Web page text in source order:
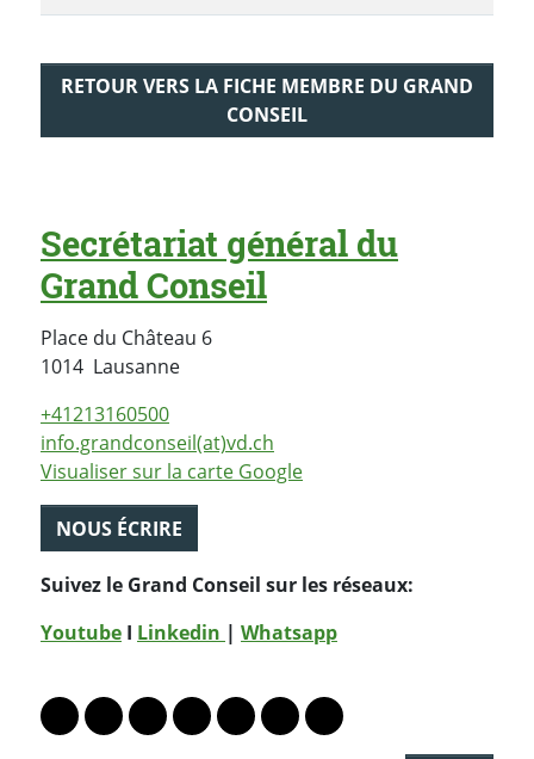
RETOUR VERS LA FICHE MEMBRE DU GRAND
CONSEIL
Secrétariat général du
Grand Conseil
Place du Château 6
1014 LausanneSuisse
+41213160500
info.grandconseil(at)vd.ch
Visualiser sur la carte Google
NOUS ÉCRIRE
Suivez le Grand Conseil sur les réseaux:
Youtube I Linkedin | Whatsapp
Lien vers le profil Mastodon
Lien vers le profil Bluesky
Lien vers le profil Instagram
Lien vers le profil Linkedin
Lien vers le profil Facebook
Lien vers le profil Twitter
Partager par WhatsApp